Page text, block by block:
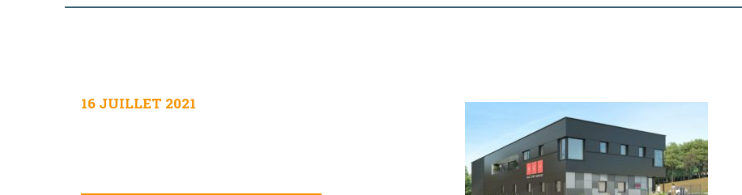
16 JUILLET 2021